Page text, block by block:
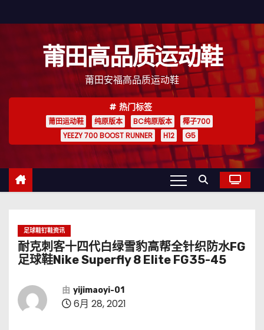
至
莆田高品质运动鞋
莆田安福高品质运动鞋
热门标签
莆田运动鞋 纯原版本 BC纯原版本
椰子700
YEEZY 700 BOOST RUNNER
H12 G5
足球鞋钉鞋资讯
耐克刺客十四代白绿雪豹高帮全针织防水FG
足球鞋Nike Superfly 8 Elite FG35-45
由 yijimaoyi-01
6月 28, 2021